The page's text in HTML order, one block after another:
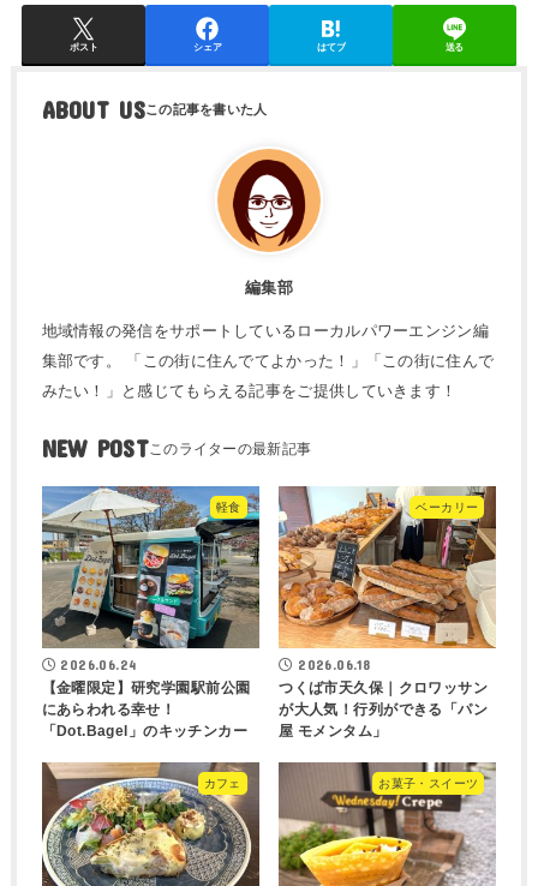
ポスト シェア はてブ 送る
ABOUT US
編集部
地域情報の発信をサポートしているローカルパワーエンジン編
集部です。 「この街に住んでてよかった！」「この街に住んで
みたい！」と感じてもらえる記事をご提供していきます！
NEW POST
軽食
2026.06.24
【金曜限定】研究学園駅前公園
にあらわれる幸せ！
「Dot.Bagel」のキッチンカー
ベーカリー
2026.06.18
つくば市天久保｜クロワッサン
が大人気！行列ができる「パン
屋 モメンタム」
カフェ お菓子・スイーツ